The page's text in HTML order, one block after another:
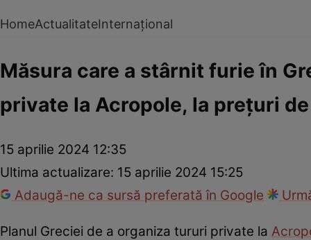
HomeActualitateInternațional
Măsura care a stârnit furie în
private la Acropole, la prețuri
15 aprilie 2024 12:35
Ultima actualizare: 15 aprilie 2024 15:25
Adaugă-ne ca sursă preferată în Google
Planul Greciei de a organiza tururi private la